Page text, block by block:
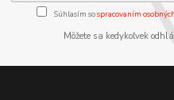
Súhlasím sospracovaním
Môžete sa kedykoľvek